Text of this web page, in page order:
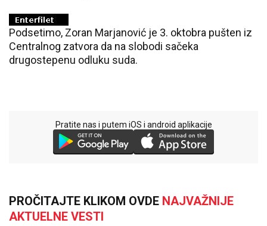
Podsetimo, Zoran Marjanović je 3. oktobra pušten iz
Centralnog zatvora da na slobodi sačeka
drugostepenu odluku suda.
Pratite nas i putem iOS i android aplikacije
PROČITAJTE KLIKOM OVDE NAJVAŽNIJE
AKTUELNE VESTI